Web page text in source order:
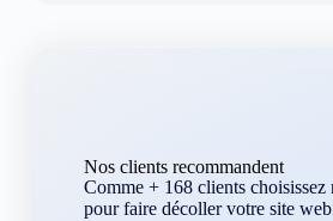
Nos clients recommandent
Comme + 168 clients choisissez
pour faire décoller votre site